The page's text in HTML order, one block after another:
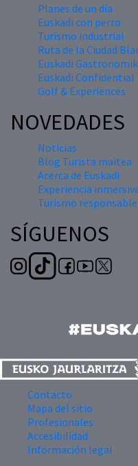
Planes de un día
Euskadi con perro
Turismo industrial
Ruta de la Ciudad
Euskadi
Euskadi Confidential
Golf & Experiences
NOVEDADES
Noticias
Blog Turista maitea
Acerca de Euskadi
Experiencia
Turismo responsable
SÍGUENOS
Contacto
Mapa del sitio
Profesionales
Accesibilidad
Información legal